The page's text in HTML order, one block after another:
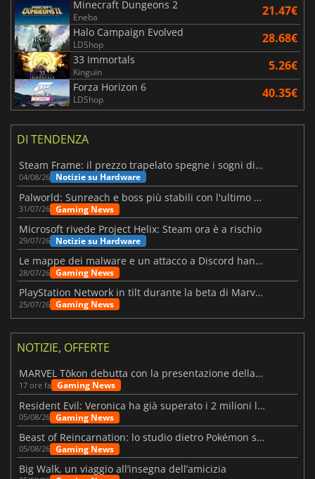
Minecraft Dungeons 2
Eneba 21.47€
Halo Campaign Evolved
LDShop 28.68€
33 Immortals
Kinguin 5.26€
Forza Horizon 6
LDShop 40.35€
DI TENDENZA
Steam Frame: il prezzo trapelato spegne i sogni di un VR economico
04/08/26 Notizie su Hardware
Palworld: Sunreach e boss più stabili con l'ultimo update
31/07/26 Gaming News
Microsoft rivede Project Helix: Steam ora è a rischio
29/07/26 Notizie su Hardware
Le mappe dei malware e un attacco a Discord hanno colpito Meccha Chameleon
28/07/26 Gaming News
PlayStation Network in tilt durante la beta di Marvel Tōkon
25/07/26 Gaming News
NOTIZIE, OFFERTE
MARVEL Tōkon debutta con la presentazione della roadmap per il primo anno
17 ore fa Gaming News
Resident Evil: Veronica ha già superato i 2 milioni liste dei desideri
05/08/26 Gaming News
Beast of Reincarnation: lo studio dietro Pokémon su una nuova strada
05/08/26 Gaming News
Big Walk, un viaggio all’insegna dell’amicizia